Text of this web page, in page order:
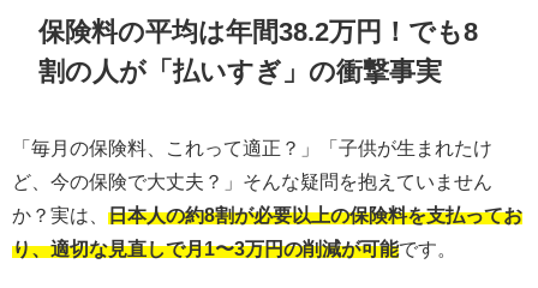
保険料の平均は年間38.2万円！でも8
割の人が「払いすぎ」の衝撃事実
「毎月の保険料、これって適正？」「子供が生まれたけ
ど、今の保険で大丈夫？」そんな疑問を抱えていません
か？実は、 日本人の約8割が必要以上の保険料を支払ってお
り、適切な見直しで月1〜3万円の削減が可能です。